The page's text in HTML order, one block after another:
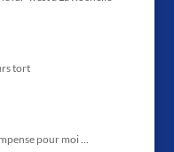
tort
pour moi …